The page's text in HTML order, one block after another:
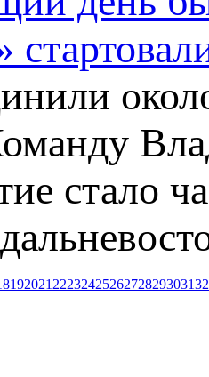
стало
192021 2223242526272829303132